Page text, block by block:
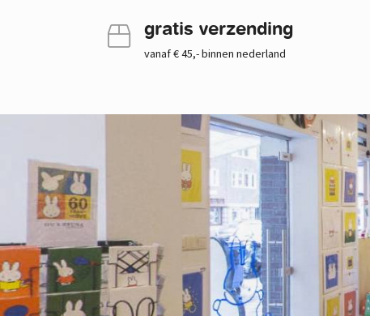
gratis verzending
vanaf € 45,- binnen nederland